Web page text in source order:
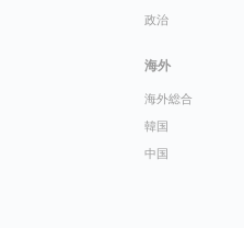
政治
海外
海外総合
韓国
中国